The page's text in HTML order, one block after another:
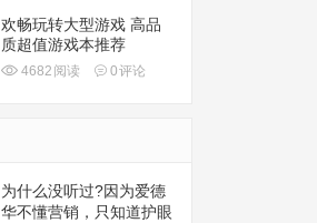
欢畅玩转大型游戏 高品
质超值游戏本推荐
4682 阅读 0评论
为什么没听过?因为爱德
华不懂营销，只知道护眼